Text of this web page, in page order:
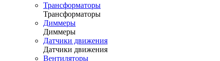
Трансформаторы
Трансформаторы
Диммеры
Диммеры
Датчики движения
Датчики движения
Вентиляторы